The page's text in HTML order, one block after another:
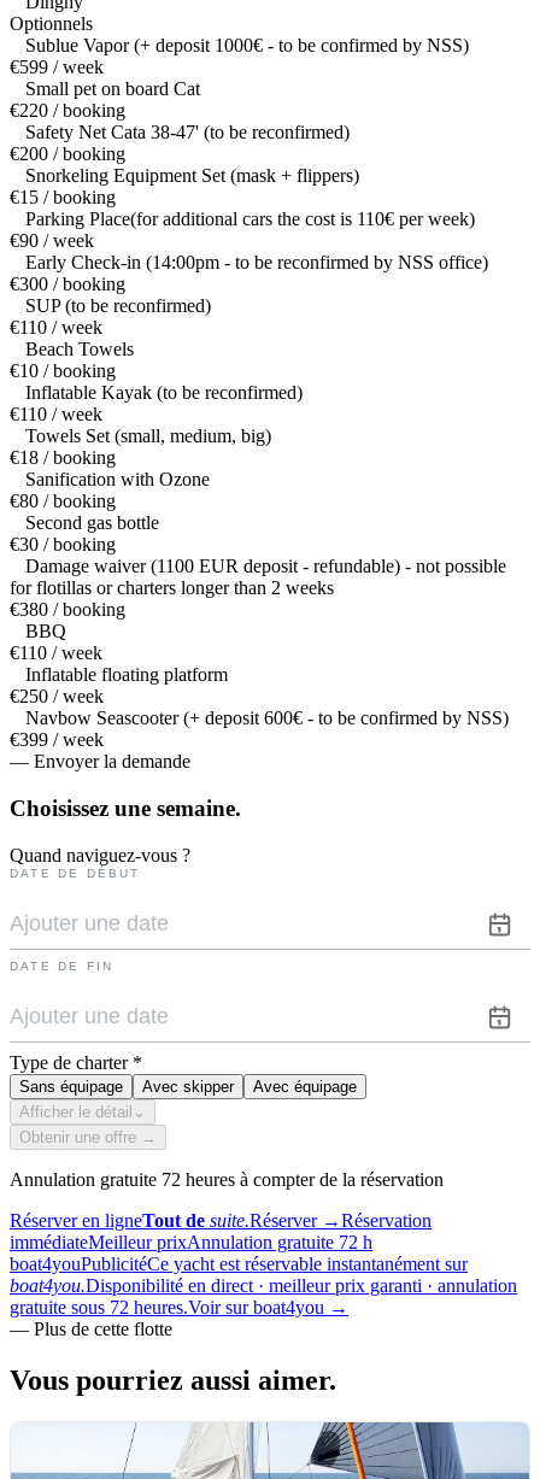
Optionnels
Sublue Vapor (+ deposit 1000€ - to be confirmed by NSS)
€599 / week
Small pet on board Cat
€220 / booking
Safety Net Cata 38-47' (to be reconfirmed)
€200 / booking
Snorkeling Equipment Set (mask + flippers)
€15 / booking
Parking Place(for additional cars the cost is 110€ per week)
€90 / week
Early Check-in (14:00pm - to be reconfirmed by NSS office)
€300 / booking
SUP (to be reconfirmed)
€110 / week
Beach Towels
€10 / booking
Inflatable Kayak (to be reconfirmed)
€110 / week
Towels Set (small, medium, big)
€18 / booking
Sanification with Ozone
€80 / booking
Second gas bottle
€30 / booking
Damage waiver (1100 EUR deposit - refundable) - not possible
for flotillas or charters longer than 2 weeks
€380 / booking
BBQ
€110 / week
Inflatable floating platform
€250 / week
Navbow Seascooter (+ deposit 600€ - to be confirmed by NSS)
€399 / week
— Envoyer la demande
Choisissez une semaine.
Quand naviguez-vous ?
DATE DE DÉBUT
DATE DE FIN
Type de charter *
Sans équipage Avec skipper
Avec équipage
Afficher le détail ⌄
Obtenir une offre →
Annulation gratuite 72 heures à compter de la réservation
Réserver en ligneTout de suite.Réserver →Réservation
immédiateMeilleur prixAnnulation gratuite 72 h
boat4youPublicitéCe yacht est réservable instantanément sur
boat4you.Disponibilité en direct · meilleur prix garanti · annulation
gratuite sous 72 heures.Voir sur boat4you →
— Plus de cette flotte
Vous pourriez aussi aimer.